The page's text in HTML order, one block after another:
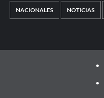
NACIONALES NOTICIAS